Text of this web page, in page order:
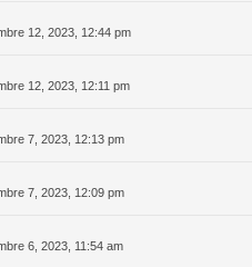
12, 2023, 12:44 pm
12, 2023, 12:11 pm
7, 2023, 12:13 pm
7, 2023, 12:09 pm
6, 2023, 11:54 am